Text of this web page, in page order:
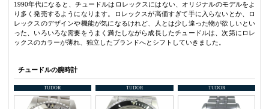
1990年代になると、チュードルはロレックスにはない、オリジナルのモデルをよ
り多く発売するようになります。ロレックスが高価すぎて手に入らないとか、ロ
レックスのデザインや機能が気になるけれど、人とは少し違った物が欲しいとい
った、いろいろな需要をうまく満たしながら成長したチュードルは、次第にロレ
ックスのカラーが薄れ、独立したブランドへとシフトしていきました。
チュードルの腕時計
TUDOR TUDOR TUDOR